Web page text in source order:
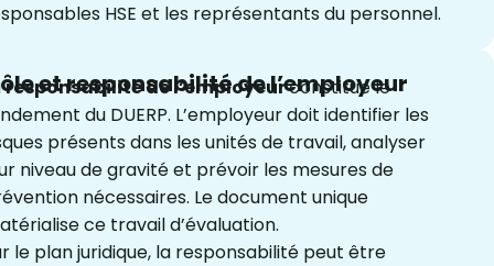
HSE et les représentants du personnel.
et responsabilité de l’employeur
responsabilité de l’employeurconstitue le
du DUERP. L’employeur doit identifier les
présents dans les unités de travail, analyser
niveau de gravité et prévoir les mesures de
nécessaires. Le document unique
ce travail d’évaluation.
le plan juridique, la responsabilité peut être